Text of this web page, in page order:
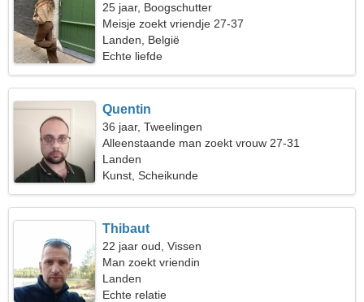
25 jaar, Boogschutter
Meisje zoekt vriendje 27-37
Landen, België
Echte liefde
Quentin
36 jaar, Tweelingen
Alleenstaande man zoekt vrouw 27-31
Landen
Kunst, Scheikunde
Thibaut
22 jaar oud, Vissen
Man zoekt vriendin
Landen
Echte relatie